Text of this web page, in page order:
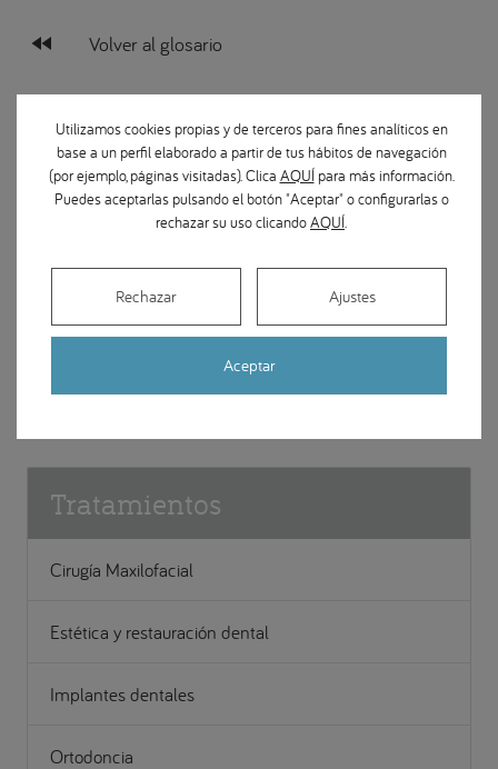
fast_rewind Volver al glosario
Localice su Clínica Dental BQDental
Centers
BUSCAR CLÍNICA DENTAL
Tratamientos
Cirugía Maxilofacial
Estética y restauración dental
Implantes dentales
Ortodoncia
Utilizamos cookies propias y de terceros para fines analíticos en
base a un perfil elaborado a partir de tus hábitos de navegación
(por ejemplo, páginas visitadas). Clica AQUÍpara más información.
Puedes aceptarlas pulsando el botón "Aceptar" o configurarlas o
rechazar su uso clicandoAQUÍ
Aceptar
Rechazar Ajustes